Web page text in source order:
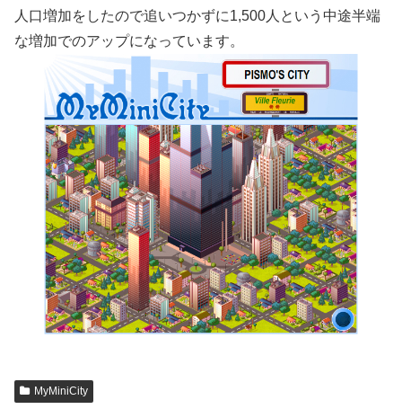
人口増加をしたので追いつかずに1,500人という中途半端
な増加でのアップになっています。
MyMiniCity